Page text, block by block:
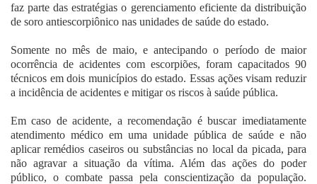
faz parte das estratégias o gerenciamento eficiente da distribuição
de soro antiescorpiônico nas unidades de saúde do estado.
Somente no mês de maio, e antecipando o período de maior
ocorrência de acidentes com escorpiões, foram capacitados 90
técnicos em dois municípios do estado. Essas ações visam reduzir
a incidência de acidentes e mitigar os riscos à saúde pública.
Em caso de acidente, a recomendação é buscar imediatamente
atendimento médico em uma unidade pública de saúde e não
aplicar remédios caseiros ou substâncias no local da picada, para
não agravar a situação da vítima. Além das ações do poder
público, o combate passa pela conscientização da população.